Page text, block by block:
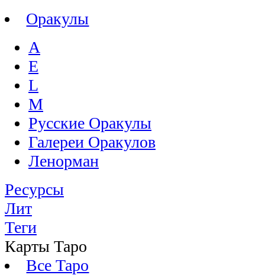
Оракулы
A
E
L
M
Русские Оракулы
Галереи Оракулов
Ленорман
Ресурсы
Лит
Теги
Карты Таро
Все Таро